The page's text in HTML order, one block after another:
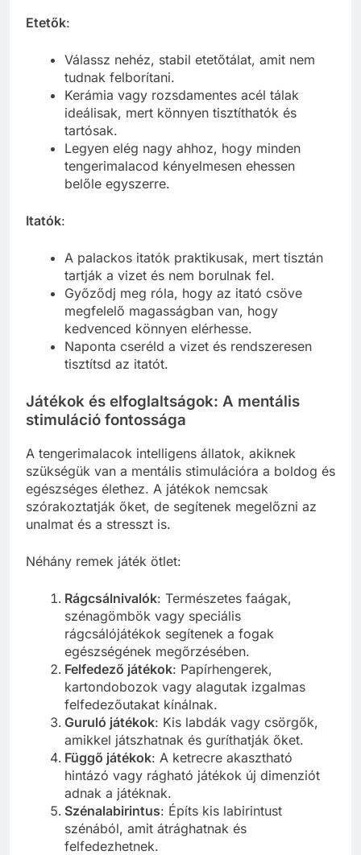
Etetők:
Válassz nehéz, stabil etetőtálat, amit nem
tudnak felborítani.
Kerámia vagy rozsdamentes acél tálak
ideálisak, mert könnyen tisztíthatók és
tartósak.
Legyen elég nagy ahhoz, hogy minden
tengerimalacod kényelmesen ehessen
belőle egyszerre.
Itatók:
A palackos itatók praktikusak, mert tisztán
tartják a vizet és nem borulnak fel.
Győződj meg róla, hogy az itató csöve
megfelelő magasságban van, hogy
kedvenced könnyen elérhesse.
Naponta cseréld a vizet és rendszeresen
tisztítsd az itatót.
Játékok és elfoglaltságok: A mentális
stimuláció fontossága
A tengerimalacok intelligens állatok, akiknek
szükségük van a mentális stimulációra a boldog és
egészséges élethez. A játékok nemcsak
szórakoztatják őket, de segítenek megelőzni az
unalmat és a stresszt is.
Néhány remek játék ötlet:
Rágcsálnivalók: Természetes faágak,
szénagömbök vagy speciális
rágcsálójátékok segítenek a fogak
egészségének megőrzésében.
Felfedező játékok: Papírhengerek,
kartondobozok vagy alagutak izgalmas
felfedezőutakat kínálnak.
Guruló játékok: Kis labdák vagy csörgők,
amikkel játszhatnak és guríthatják őket.
Függő játékok: A ketrecre akasztható
hintázó vagy rágható játékok új dimenziót
adnak a játéknak.
Szénalabirintus: Építs kis labirintust
szénából, amit átrághatnak és
felfedezhetnek.